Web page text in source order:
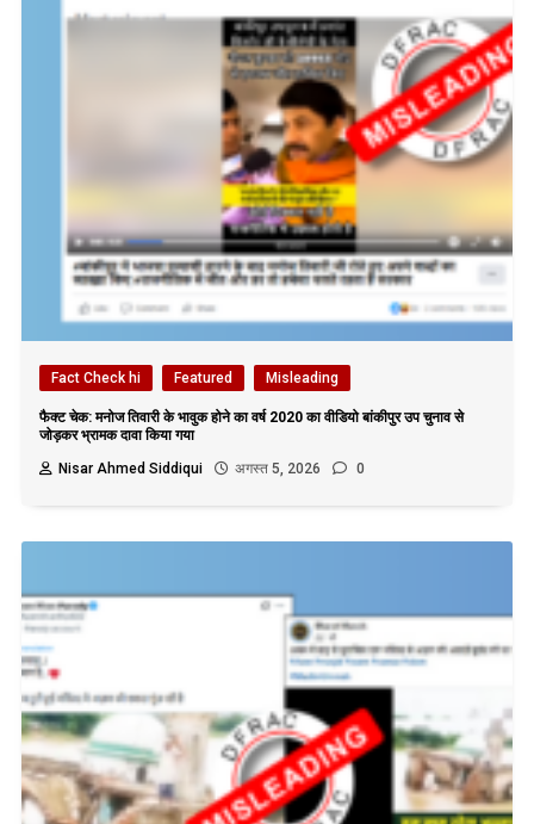
Fact Check hi Featured Misleading
फैक्ट चेक: मनोज तिवारी के भावुक होने का वर्ष 2020 का वीडियो बांकीपुर उप चुनाव से
जोड़कर भ्रामक दावा किया गया
Nisar Ahmed Siddiqui
अगस्त 5, 2026 0